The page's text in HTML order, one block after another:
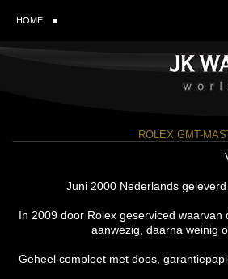
HOME
ROLEX GMT-
Juni 2000 Nederlands
In 2009 door Rolex geserviced waarvan
aanwezig, daarna weinig
Geheel compleet met doos,